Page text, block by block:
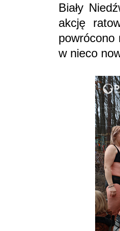
Biały
akcję
powrócono
w nieco